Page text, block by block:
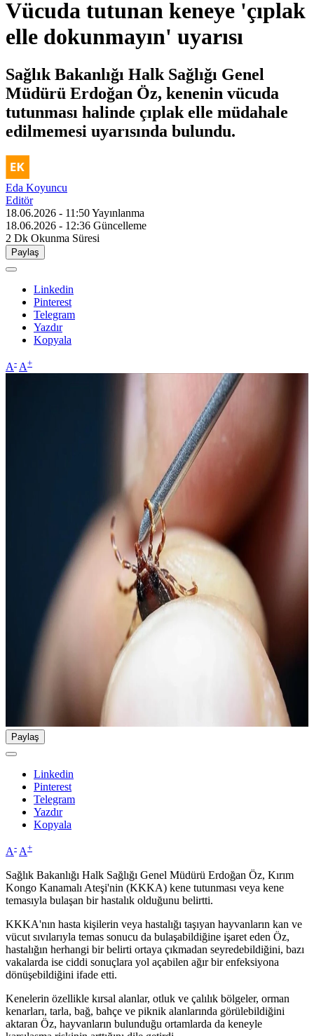
Vücuda tutunan keneye 'çıplak
elle dokunmayın' uyarısı
Sağlık Bakanlığı Halk Sağlığı Genel
Müdürü Erdoğan Öz, kenenin vücuda
tutunması halinde çıplak elle müdahale
edilmemesi uyarısında bulundu.
Eda Koyuncu
Editör
18.06.2026 - 11:50Yayınlanma
18.06.2026 - 12:36 Güncelleme
2 Dk Okunma Süresi
Paylaş
Linkedin
Pinterest
Telegram
Yazdır
Kopyala
A- A+
Paylaş
Linkedin
Pinterest
Telegram
Yazdır
Kopyala
A- A+
Sağlık Bakanlığı Halk Sağlığı Genel Müdürü Erdoğan Öz, Kırım
Kongo Kanamalı Ateşi'nin (KKKA) kene tutunması veya kene
temasıyla bulaşan bir hastalık olduğunu belirtti.
KKKA'nın hasta kişilerin veya hastalığı taşıyan hayvanların kan ve
vücut sıvılarıyla temas sonucu da bulaşabildiğine işaret eden Öz,
hastalığın herhangi bir belirti ortaya çıkmadan seyredebildiğini, bazı
vakalarda ise ciddi sonuçlara yol açabilen ağır bir enfeksiyona
dönüşebildiğini ifade etti.
Kenelerin özellikle kırsal alanlar, otluk ve çalılık bölgeler, orman
kenarları, tarla, bağ, bahçe ve piknik alanlarında görülebildiğini
aktaran Öz, hayvanların bulunduğu ortamlarda da keneyle